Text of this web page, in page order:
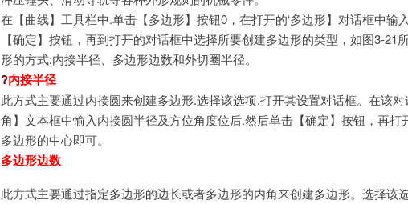
在【曲线】工具栏中.单击【多边形】按钮0，在打开的‘多边形】对话框中输
【确定】按钮，再到打开的对话框中选择所要创建多边形的类型，如图3-21
形的方式:内接半径、多边形边数和外切圈半径。
?内接半径
此方式主要通过内接圆来创建多边形.选择该选项.打开其设置对话框。在该
角】文本框中愉入内接圆半径及方位角度位后.然后单击【确定】按钮，再打
多边形的中心即可。
多边形边数
此方式主要通过指定多边形的边长或者多边形的内角来创建多边形。选择该